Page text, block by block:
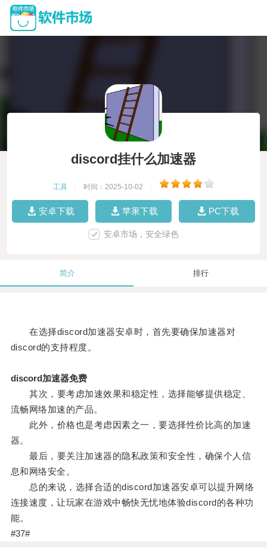
discord挂什么加速器
工具 时间：2025-10-02
安卓下载 苹果下载 PC下载
安卓市场，安全绿色
简介 排行
在选择discord加速器安卓时，首先要确保加速器对
discord的支持程度。
discord加速器免费
其次，要考虑加速效果和稳定性，选择能够提供稳定、
流畅网络加速的产品。
此外，价格也是考虑因素之一，要选择性价比高的加速
器。
最后，要关注加速器的隐私政策和安全性，确保个人信
息和网络安全。
总的来说，选择合适的discord加速器安卓可以提升网络
连接速度，让玩家在游戏中畅快无忧地体验discord的各种功
能。
#37#